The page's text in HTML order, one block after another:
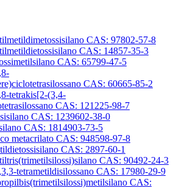
CAS: 97802-57-8
CAS: 14857-35-3
CAS: 65799-47-5
CAS: 60665-85-2
tetrakis[2-(3,4-
CAS: 121225-98-7
CAS: 1239602-38-0
CAS: 1814903-73-5
metacrilato CAS: 948598-97-8
CAS: 2897-60-1
CAS: 90492-24-3
tetrametildisilossano CAS: 17980-29-9
CAS: